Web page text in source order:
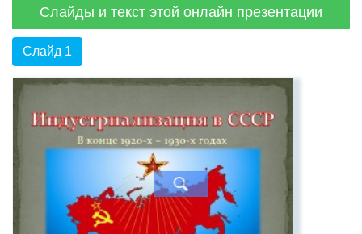
Слайды и текст этой онлайн презентации
Слайд 1